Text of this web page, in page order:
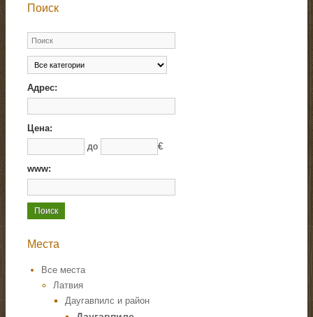
Поиск
Адрес:
Цена:
до
€
www:
Места
Все места
Латвия
Даугавпилс и район